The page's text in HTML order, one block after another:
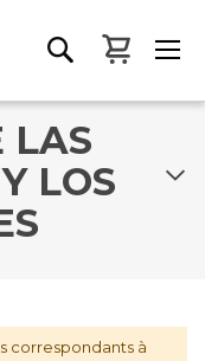
Mon
LAS
LOS
correspondants à